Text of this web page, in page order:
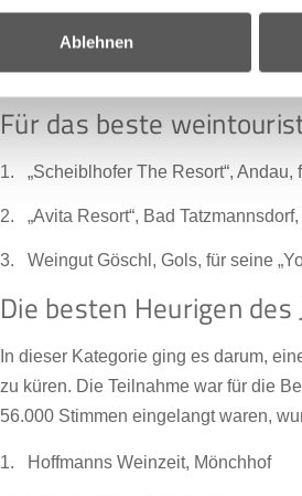
Ablehnen
Cuvée Vin Anton 2019: Weingut Iby,
Süßweine: Scheurebe
Für das beste
„Scheiblhofer The Resort“,
„Avita Resort“, Bad
Weingut Göschl, Gols, für seine
Die besten Heurigen des
In dieser Kategorie ging es darum,
zu küren. Die Teilnahme war für die
56.000 Stimmen eingelangt waren,
Hoffmanns Weinzeit, Mönchhof